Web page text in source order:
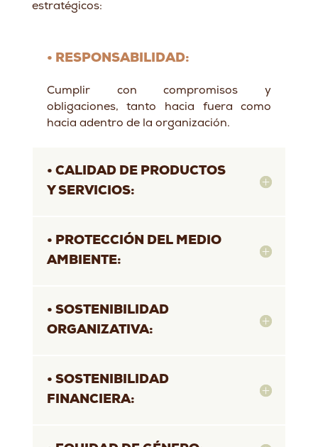
estratégicos:
• RESPONSABILIDAD:
Cumplir con compromisos y
obligaciones, tanto hacia fuera como
hacia adentro de la organización.
• CALIDAD DE PRODUCTOS
Y SERVICIOS:
• PROTECCIÓN DEL MEDIO
AMBIENTE:
• SOSTENIBILIDAD
ORGANIZATIVA:
• SOSTENIBILIDAD
FINANCIERA: